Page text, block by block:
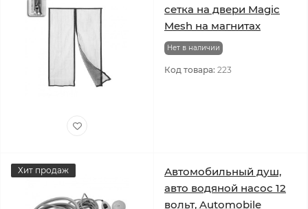
cетка на двери Magic
Mesh на магнитах
Нет в наличии
Код товара: 223
Хит продаж
Автомобильный душ,
авто водяной насос 12
вольт, Automobile